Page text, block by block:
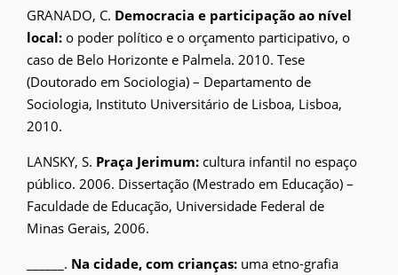
GRANADO, C. Democracia e participação ao nível
local: o poder político e o orçamento participativo, o
caso de Belo Horizonte e Palmela. 2010. Tese
(Doutorado em Sociologia) – Departamento de
Sociologia, Instituto Universitário de Lisboa, Lisboa,
2010.
LANSKY, S. Praça Jerimum: cultura infantil no espaço
público. 2006. Dissertação (Mestrado em Educação) –
Faculdade de Educação, Universidade Federal de
Minas Gerais, 2006.
______. Na cidade, com crianças: uma etno-grafia